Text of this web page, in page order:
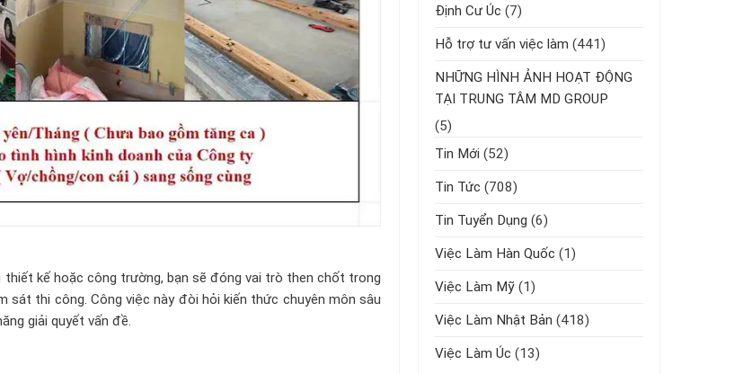
thiết kế hoặc công trường, bạn sẽ đóng vai trò then chốt trong
thi công. Công việc này đòi hỏi kiến thức chuyên môn sâu
giải quyết vấn đề.
Định Cư Úc (7)
Hỗ trợ tư vấn việc làm (441)
NHỮNG HÌNH ẢNH HOẠT ĐỘNG
TẠI TRUNG TÂM MD GROUP
(5)
Tin Mới (52)
Tin Tức (708)
Tin Tuyển Dụng (6)
Việc Làm Hàn Quốc (1)
Việc Làm Mỹ (1)
Việc Làm Nhật Bản (418)
Việc Làm Úc (13)